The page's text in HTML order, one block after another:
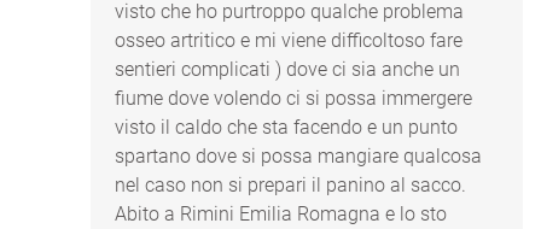
visto che ho purtroppo qualche problema
osseo artritico e mi viene difficoltoso fare
sentieri complicati ) dove ci sia anche un
fiume dove volendo ci si possa immergere
visto il caldo che sta facendo e un punto
spartano dove si possa mangiare qualcosa
nel caso non si prepari il panino al sacco.
Abito a Rimini Emilia Romagna e lo sto